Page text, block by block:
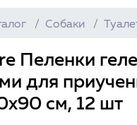
Собаки
Пеленки
для
см, 12 шт